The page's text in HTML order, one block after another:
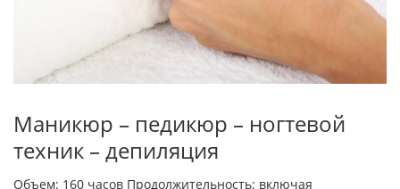
Маникюр – педикюр – ногтевой
техник – депиляция
Объем: 160 часов Продолжительность: включая